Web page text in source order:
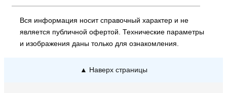
Вся информация носит справочный характер и не
является публичной офертой. Технические параметры
и изображения даны только для ознакомления.
▲ Наверх страницы